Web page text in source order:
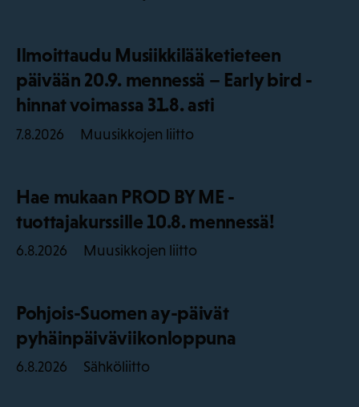
Ilmoittaudu Musiikkilääketieteen
päivään 20.9. mennessä – Early bird -
hinnat voimassa 31.8. asti
7.8.2026 Muusikkojen liitto
Hae mukaan PROD BY ME -
tuottajakurssille 10.8. mennessä!
6.8.2026 Muusikkojen liitto
Pohjois-Suomen ay-päivät
pyhäinpäiväviikonloppuna
6.8.2026 Sähköliitto